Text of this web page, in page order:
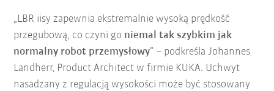
„LBR iisy zapewnia ekstremalnie wysoką prędkość
przegubową, co czyni go niemal tak szybkim jak
normalny robot przemysłowy” – podkreśla Johannes
Landherr, Product Architect w firmie KUKA. Uchwyt
nasadzany z regulacją wysokości może być stosowany